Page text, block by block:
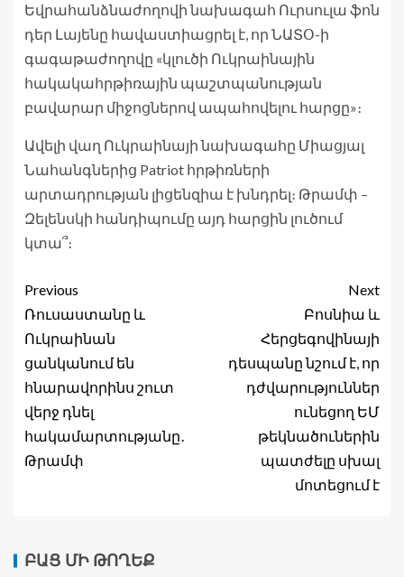
Եվրահանձնաժողովի նախագահ Ուրսուլա ֆոն
դեր Լայենը հավաստիացրել է, որ ՆԱՏՕ-ի
գագաթաժողովը «կլուծի Ուկրաինային
հակակահրթիռային պաշտպանության
բավարար միջոցներով ապահովելու հարցը»։
Ավելի վաղ Ուկրաինայի նախագահը Միացյալ
Նահանգներից Patriot հրթիռների
արտադրության լիցենզիա է խնդրել։ Թրամփ –
Զելենսկի հանդիպումը այդ հարցին լուծում
կտա՞։
Previous
Ռուսաստանը և
Ուկրաինան
ցանկանում են
հնարավորինս շուտ
վերջ դնել
հակամարտությանը․
Թրամփ
Next
Բոսնիա և
Հերցեգովինայի
դեսպանը նշում է, որ
դժվարություններ
ունեցող ԵՄ
թեկնածուներին
պատժելը սխալ
մոտեցում է
ԲԱՑ ՄԻ ԹՈՂԵՔ